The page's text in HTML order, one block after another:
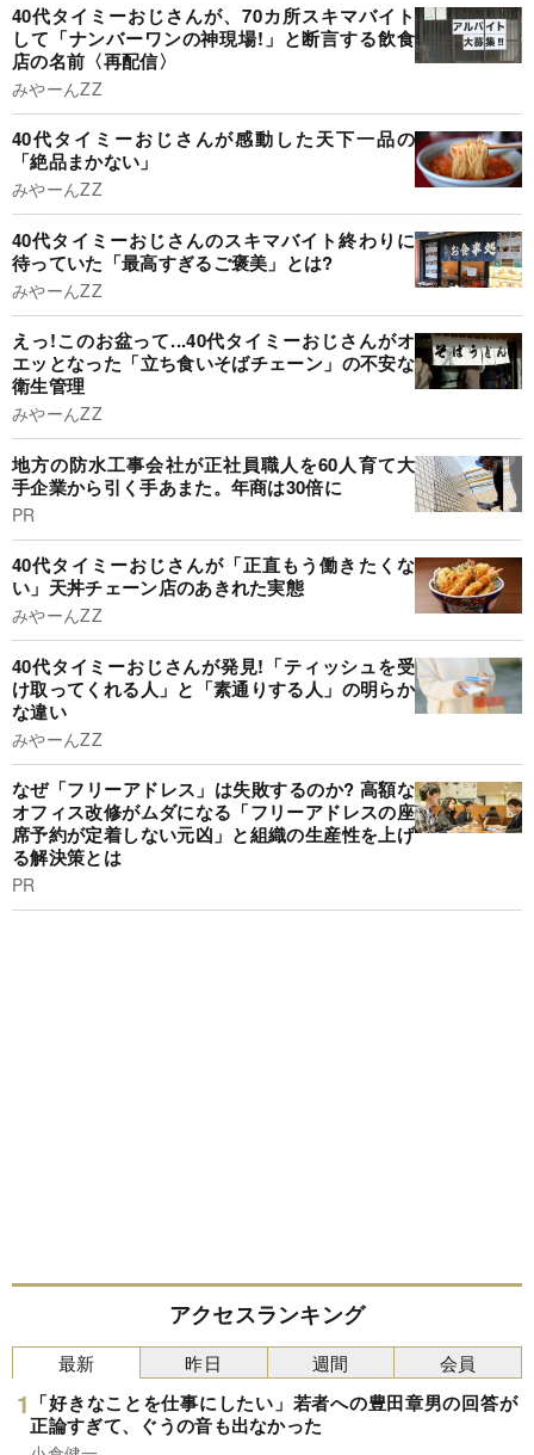
40代タイミーおじさんが、70カ所スキマバイト
して「ナンバーワンの神現場!」と断言する飲食
店の名前〈再配信〉
みやーんZZ
40代タイミーおじさんが感動した天下一品の
「絶品まかない」
みやーんZZ
40代タイミーおじさんのスキマバイト終わりに
待っていた「最高すぎるご褒美」とは?
みやーんZZ
えっ!このお盆って...40代タイミーおじさんがオ
エッとなった「立ち食いそばチェーン」の不安な
衛生管理
みやーんZZ
地方の防水工事会社が正社員職人を60人育て大
手企業から引く手あまた。年商は30倍に
PR
40代タイミーおじさんが「正直もう働きたくな
い」天丼チェーン店のあきれた実態
みやーんZZ
40代タイミーおじさんが発見!「ティッシュを受
け取ってくれる人」と「素通りする人」の明らか
な違い
みやーんZZ
なぜ「フリーアドレス」は失敗するのか? 高額な
オフィス改修がムダになる「フリーアドレスの座
席予約が定着しない元凶」と組織の生産性を上げ
る解決策とは
PR
アクセスランキング
最新
「好きなことを仕事にしたい」若者への豊田章男の回答が
正論すぎて、ぐうの音も出なかった
昨日 週間 会員